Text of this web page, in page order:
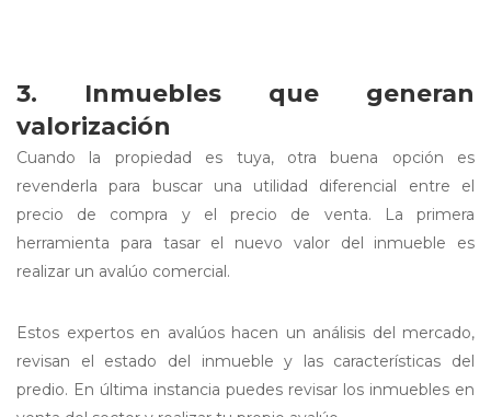
3. Inmuebles que generan
valorización
Cuando la propiedad es tuya, otra buena opción es
revenderla para buscar una utilidad diferencial entre el
precio de compra y el precio de venta. La primera
herramienta para tasar el nuevo valor del inmueble es
realizar un avalúo comercial.
Estos expertos en avalúos hacen un análisis del mercado,
revisan el estado del inmueble y las características del
predio. En última instancia puedes revisar los inmuebles en